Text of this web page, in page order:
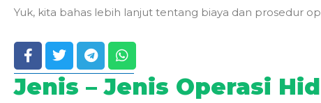
Yuk, kita bahas lebih lanjut tentang biaya dan prosedur
Jenis – Jenis Operasi